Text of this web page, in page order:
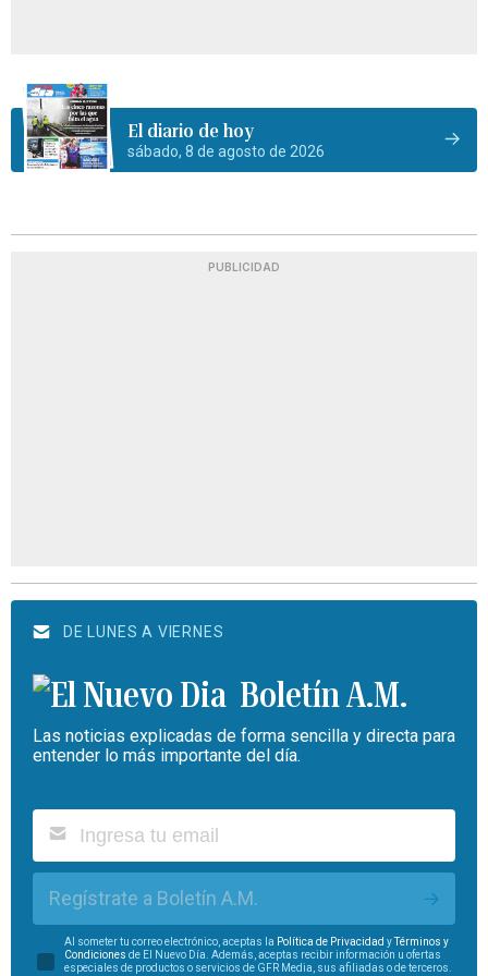
El diario de hoy
sábado, 8 de agosto de 2026
PUBLICIDAD
DE LUNES A VIERNES
Boletín A.M.
Las noticias explicadas de forma sencilla y directa para
entender lo más importante del día.
Regístrate a Boletín A.M.
Al someter tu correo electrónico, aceptas la Política de Privacidad yTérminos y
Condiciones de El Nuevo Día. Además, aceptas recibir información u ofertas
especiales de productos o servicios de GFR Media, sus afiliadas o de terceros.